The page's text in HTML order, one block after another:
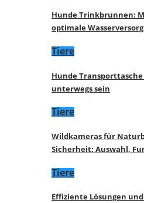
Hunde Trinkbrunnen:
optimale
Tiere
Hunde
unterwegs sein
Tiere
Wildkameras für
Sicherheit: Auswahl,
Tiere
Effiziente Lösungen